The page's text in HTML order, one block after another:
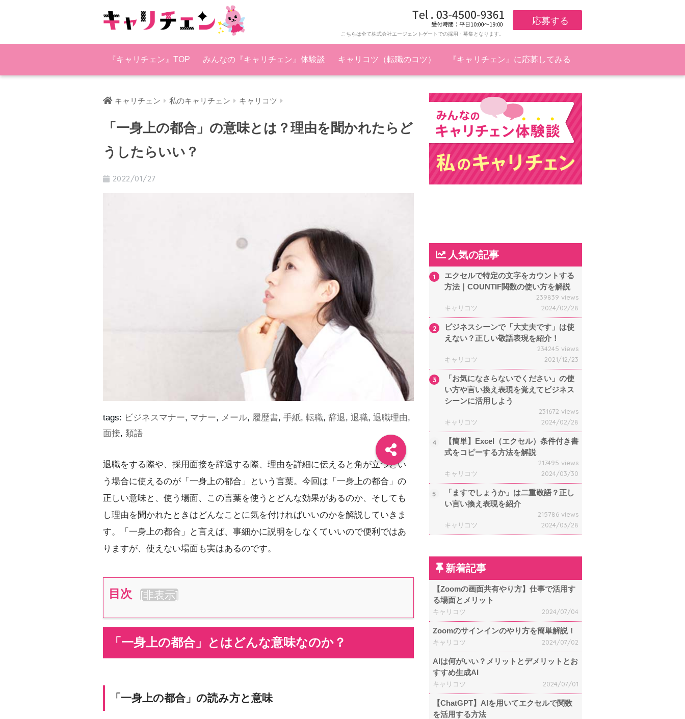
応募する
こちらは全て株式会社エージェントゲートでの採用・募集となります。
『キャリチェン』TOP みんなの『キャリチェン』体験談 キャリコツ（転職のコツ） 『キャリチェン』に応募してみる
キャリチェン 私のキャリチェン キャリコツ
「一身上の都合」の意味とは？理由を聞かれたらど
うしたらいい？
2022/01/27
tags: ビジネスマナー, マナー, メール, 履歴書, 手紙, 転職, 辞退, 退職, 退職理由,
面接, 類語
退職をする際や、採用面接を辞退する際、理由を詳細に伝えると角が立つとい
う場合に使えるのが「一身上の都合」という言葉。今回は「一身上の都合」の
正しい意味と、使う場面、この言葉を使うとどんな効果があるのか、そしても
し理由を聞かれたときはどんなことに気を付ければいいのかを解説していきま
す。「一身上の都合」と言えば、事細かに説明をしなくていいので便利ではあ
りますが、使えない場面も実はあるのです。
目次 [非表示]
「一身上の都合」とはどんな意味なのか？
「一身上の都合」の読み方と意味
人気の記事
1
エクセルで特定の文字をカウントする
方法｜COUNTIF関数の使い方を解説
239839 views
キャリコツ
2024/02/28
2
ビジネスシーンで「大丈夫です」は使
えない？正しい敬語表現を紹介！
234245 views
キャリコツ
2021/12/23
3
「お気になさらないでください」の使
い方や言い換え表現を覚えてビジネス
シーンに活用しよう
231672 views
キャリコツ
2024/02/28
4
【簡単】Excel（エクセル）条件付き書
式をコピーする方法を解説
217495 views
キャリコツ
2024/03/30
5
「ますでしょうか」は二重敬語？正し
い言い換え表現を紹介
215786 views
キャリコツ
2024/03/28
新着記事
【Zoomの画面共有やり方】仕事で活用す
る場面とメリット
キャリコツ 2024/07/04
Zoomのサインインのやり方を簡単解説！
キャリコツ 2024/07/02
AIは何がいい？メリットとデメリットとお
すすめ生成AI
キャリコツ 2024/07/01
【ChatGPT】AIを用いてエクセルで関数
を活用する方法